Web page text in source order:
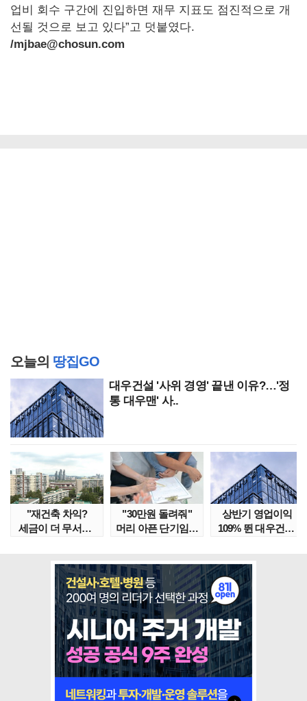
업비 회수 구간에 진입하면 재무 지표도 점진적으로 개
선될 것으로 보고 있다”고 덧붙였다.
/mjbae@chosun.com
오늘의 땅집GO
대우건설 '사위 경영' 끝낸 이유?…'정
통 대우맨' 사..
"재건축 차익?
세금이 더 무서워"
"30만원 돌려줘"
머리 아픈 단기임대
상반기 영업이익
109% 뛴 대우건설,